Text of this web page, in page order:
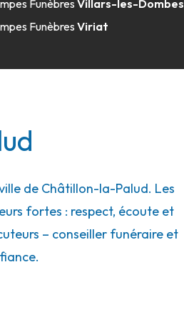
FunèbresVillars-les-Dombes
FunèbresViriat
de Châtillon-la-Palud. Les
fortes : respect, écoute et
– conseiller funéraire et